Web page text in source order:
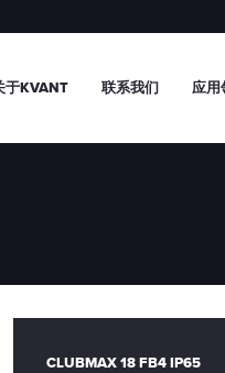
于KVANT 联系我们 应用
CLUBMAX 18 FB4 IP65